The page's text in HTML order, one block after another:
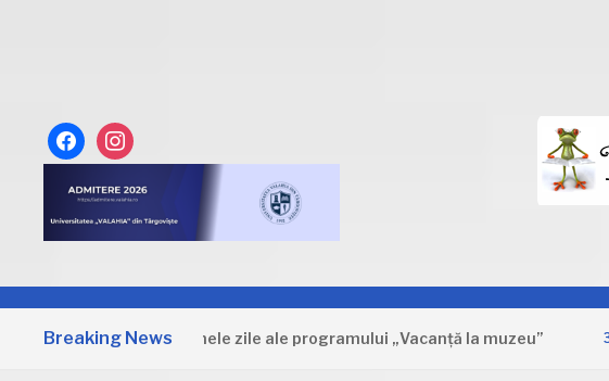
facebookinstagram
Breaking News
Dâmbovița: Primele zile ale programului „Vacanță la muzeu” 3 ZILE